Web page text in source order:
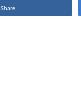
Share